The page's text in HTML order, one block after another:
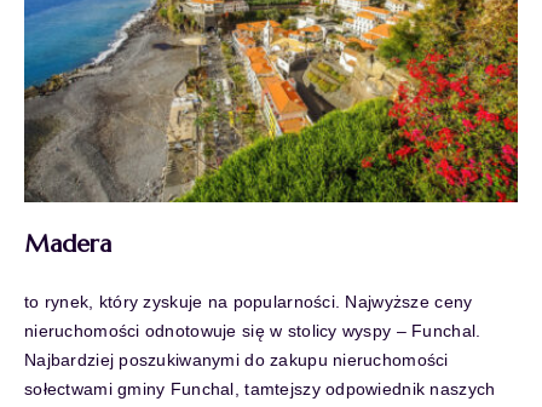
Madera
to rynek, który zyskuje na popularności. Najwyższe ceny
nieruchomości odnotowuje się w stolicy wyspy – Funchal.
Najbardziej poszukiwanymi do zakupu nieruchomości
sołectwami gminy Funchal, tamtejszy odpowiednik naszych